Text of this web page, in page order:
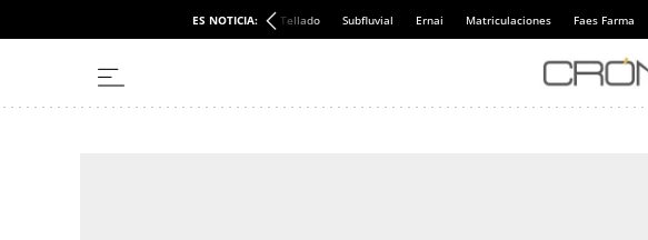
ES NOTICIA: Tellado Subfluvial Ernai Matriculaciones Faes Farma